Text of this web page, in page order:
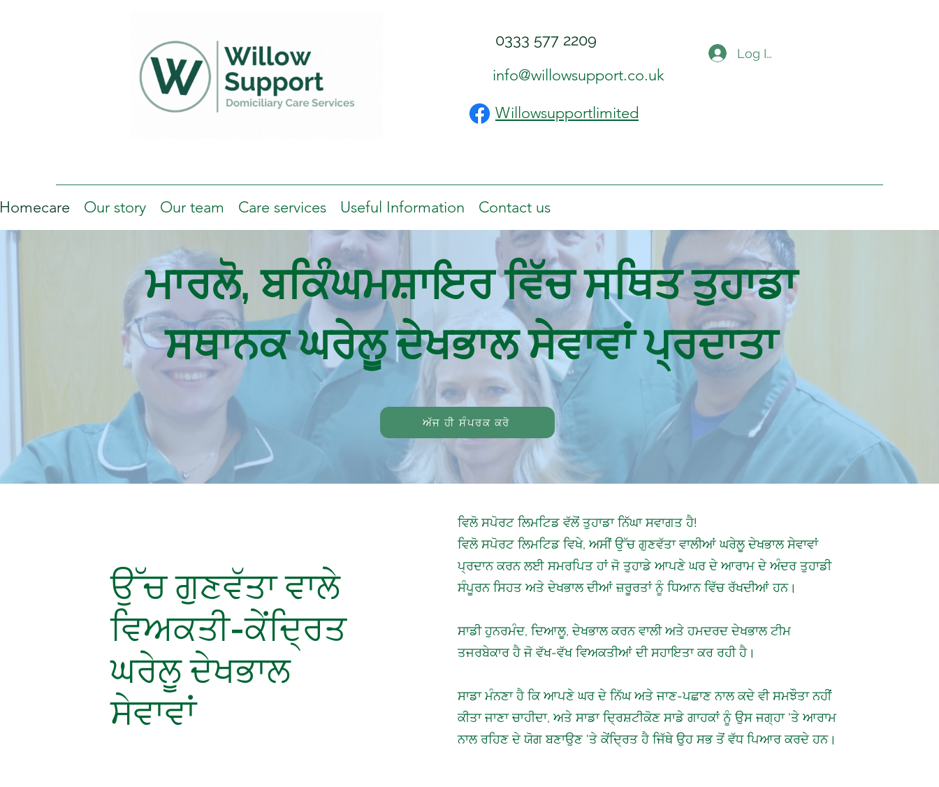
0333 577 2209
info@willowsupport.co.uk
Willowsupportlimited
Log In
Homecare Our story Our team Care services Useful Information Contact us
ਮਾਰਲੋ, ਬਕਿੰਘਮਸ਼ਾਇਰ ਵਿੱਚ ਸਥਿਤ ਤੁਹਾਡਾ
ਸਥਾਨਕ ਘਰੇਲੂ ਦੇਖਭਾਲ ਸੇਵਾਵਾਂ ਪ੍ਰਦਾਤਾ
ਅੱਜ ਹੀ ਸੰਪਰਕ ਕਰੋ
ਉੱਚ ਗੁਣਵੱਤਾ ਵਾਲੇ
ਵਿਅਕਤੀ-ਕੇਂਦ੍ਰਿਤ
ਘਰੇਲੂ ਦੇਖਭਾਲ
ਸੇਵਾਵਾਂ
ਵਿਲੋ ਸਪੋਰਟ ਲਿਮਟਿਡ ਵੱਲੋਂ ਤੁਹਾਡਾ ਨਿੱਘਾ ਸਵਾਗਤ ਹੈ!
ਵਿਲੋ ਸਪੋਰਟ ਲਿਮਟਿਡ ਵਿਖੇ, ਅਸੀਂ ਉੱਚ ਗੁਣਵੱਤਾ ਵਾਲੀਆਂ ਘਰੇਲੂ ਦੇਖਭਾਲ ਸੇਵਾਵਾਂ
ਪ੍ਰਦਾਨ ਕਰਨ ਲਈ ਸਮਰਪਿਤ ਹਾਂ ਜੋ ਤੁਹਾਡੇ ਆਪਣੇ ਘਰ ਦੇ ਆਰਾਮ ਦੇ ਅੰਦਰ ਤੁਹਾਡੀ
ਸੰਪੂਰਨ ਸਿਹਤ ਅਤੇ ਦੇਖਭਾਲ ਦੀਆਂ ਜ਼ਰੂਰਤਾਂ ਨੂੰ ਧਿਆਨ ਵਿੱਚ ਰੱਖਦੀਆਂ ਹਨ।
ਸਾਡੀ ਹੁਨਰਮੰਦ, ਦਿਆਲੂ, ਦੇਖਭਾਲ ਕਰਨ ਵਾਲੀ ਅਤੇ ਹਮਦਰਦ ਦੇਖਭਾਲ ਟੀਮ
ਤਜਰਬੇਕਾਰ ਹੈ ਜੋ ਵੱਖ-ਵੱਖ ਵਿਅਕਤੀਆਂ ਦੀ ਸਹਾਇਤਾ ਕਰ ਰਹੀ ਹੈ।
ਸਾਡਾ ਮੰਨਣਾ ਹੈ ਕਿ ਆਪਣੇ ਘਰ ਦੇ ਨਿੱਘ ਅਤੇ ਜਾਣ-ਪਛਾਣ ਨਾਲ ਕਦੇ ਵੀ ਸਮਝੌਤਾ ਨਹੀਂ
ਕੀਤਾ ਜਾਣਾ ਚਾਹੀਦਾ, ਅਤੇ ਸਾਡਾ ਦ੍ਰਿਸ਼ਟੀਕੋਣ ਸਾਡੇ ਗਾਹਕਾਂ ਨੂੰ ਉਸ ਜਗ੍ਹਾ 'ਤੇ ਆਰਾਮ
ਨਾਲ ਰਹਿਣ ਦੇ ਯੋਗ ਬਣਾਉਣ 'ਤੇ ਕੇਂਦ੍ਰਿਤ ਹੈ ਜਿੱਥੇ ਉਹ ਸਭ ਤੋਂ ਵੱਧ ਪਿਆਰ ਕਰਦੇ ਹਨ।